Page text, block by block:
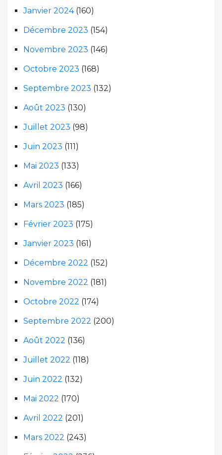
Janvier 2024(160)
Décembre 2023 (154)
Novembre 2023 (146)
Octobre 2023 (168)
Septembre 2023 (132)
Août 2023 (130)
Juillet 2023 (98)
Juin 2023 (111)
Mai 2023 (133)
Avril 2023 (166)
Mars 2023 (185)
Février 2023 (175)
Janvier 2023 (161)
Décembre 2022 (152)
Novembre 2022 (181)
Octobre 2022 (174)
Septembre 2022 (200)
Août 2022 (136)
Juillet 2022 (118)
Juin 2022 (132)
Mai 2022 (170)
Avril 2022 (201)
Mars 2022 (243)